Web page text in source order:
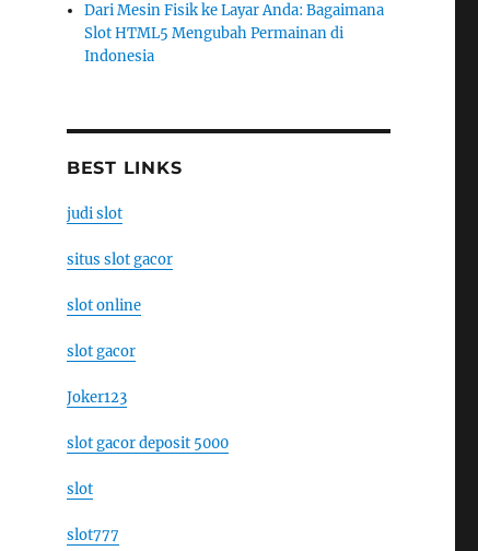
Dari Mesin Fisik ke Layar Anda: Bagaimana
Slot HTML5 Mengubah Permainan di
Indonesia
BEST LINKS
judi slot
situs slot gacor
slot online
slot gacor
Joker123
slot gacor deposit 5000
slot
slot777